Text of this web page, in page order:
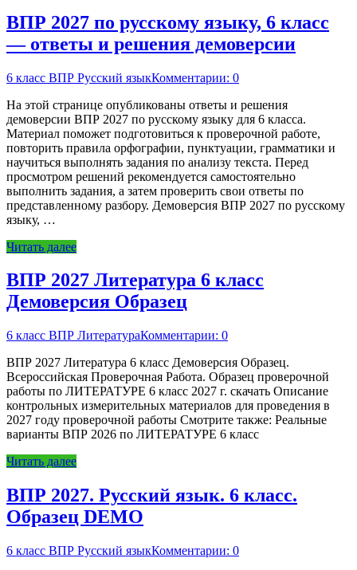
ВПР 2027 по русскому языку, 6 класс
— ответы и решения демоверсии
6 класс ВПР Русский языкКомментарии: 0
На этой странице опубликованы ответы и решения
демоверсии ВПР 2027 по русскому языку для 6 класса.
Материал поможет подготовиться к проверочной работе,
повторить правила орфографии, пунктуации, грамматики и
научиться выполнять задания по анализу текста. Перед
просмотром решений рекомендуется самостоятельно
выполнить задания, а затем проверить свои ответы по
представленному разбору. Демоверсия ВПР 2027 по русскому
языку, …
Читать далее
ВПР 2027 Литература 6 класс
Демоверсия Образец
6 класс ВПР ЛитератураКомментарии: 0
ВПР 2027 Литература 6 класс Демоверсия Образец.
Всероссийская Проверочная Работа. Образец проверочной
работы по ЛИТЕРАТУРЕ 6 класс 2027 г. скачать Описание
контрольных измерительных материалов для проведения в
2027 году проверочной работы Смотрите также: Реальные
варианты ВПР 2026 по ЛИТЕРАТУРЕ 6 класс
Читать далее
ВПР 2027. Русский язык. 6 класс.
Образец DEMO
6 класс ВПР Русский языкКомментарии: 0